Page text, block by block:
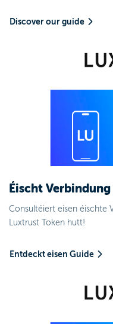
Discover our guide
Éischt Verbindung
Consultéiert eisen éischte
Luxtrust Token hutt!
Entdeckt eisen Guide